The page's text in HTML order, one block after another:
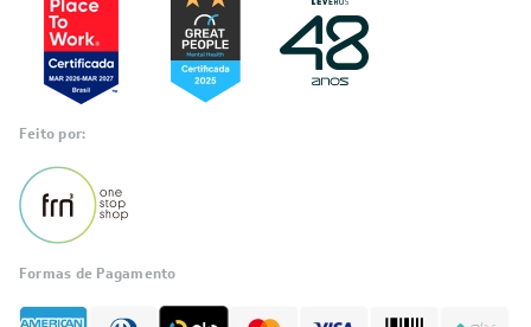
Feito por:
Formas de Pagamento